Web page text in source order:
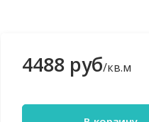
4488 руб/кв.м